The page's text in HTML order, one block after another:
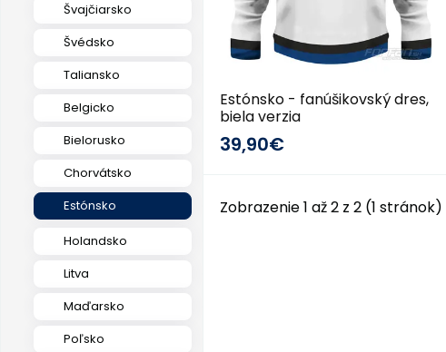
Švajčiarsko
Švédsko
Taliansko
Belgicko
Bielorusko
Chorvátsko
Estónsko
Holandsko
Litva
Maďarsko
Poľsko
Estónsko - fanúšikovský dres,
biela verzia
39,90€
Zobrazenie 1 až 2 z 2 (1 stránok)